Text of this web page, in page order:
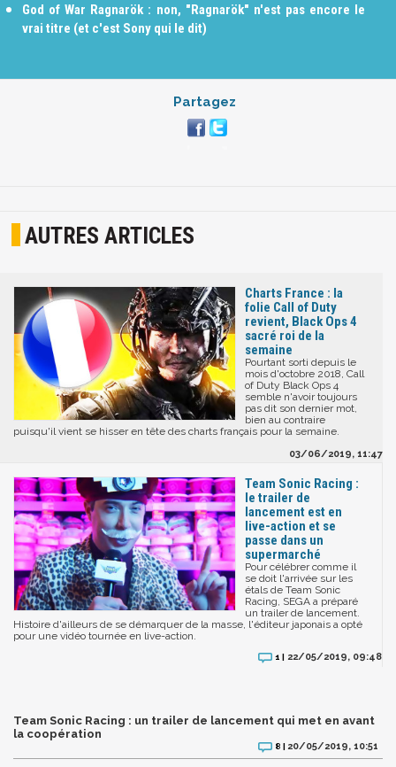
God of War Ragnarök : non, "Ragnarök" n'est pas encore le
vrai titre (et c'est Sony qui le dit)
Partagez
AUTRES ARTICLES
Charts France : la
folie Call of Duty
revient, Black Ops 4
sacré roi de la
semaine
Pourtant sorti depuis le
mois d'octobre 2018, Call
of Duty Black Ops 4
semble n'avoir toujours
pas dit son dernier mot,
bien au contraire
puisqu'il vient se hisser en tête des charts français pour la semaine.
03/06/2019, 11:47
Team Sonic Racing :
le trailer de
lancement est en
live-action et se
passe dans un
supermarché
Pour célébrer comme il
se doit l'arrivée sur les
étals de Team Sonic
Racing, SEGA a préparé
un trailer de lancement.
Histoire d'ailleurs de se démarquer de la masse, l'éditeur japonais a opté
pour une vidéo tournée en live-action.
1 | 22/05/2019, 09:48
Team Sonic Racing : un trailer de lancement qui met en avant
la coopération
8 | 20/05/2019, 10:51